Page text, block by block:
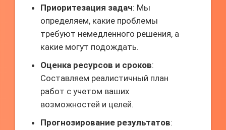
Приоритезация задач: Мы
определяем, какие проблемы
требуют немедленного решения, а
какие могут подождать.
Оценка ресурсов и сроков:
Составляем реалистичный план
работ с учетом ваших
возможностей и целей.
Прогнозирование результатов: